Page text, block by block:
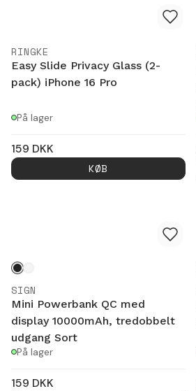
RINGKE
Easy Slide Privacy Glass (2-
pack) iPhone 16 Pro
På lager
159 DKK
KØB
SIGN
Mini Powerbank QC med
display 10000mAh, tredobbelt
udgang Sort
På lager
159 DKK